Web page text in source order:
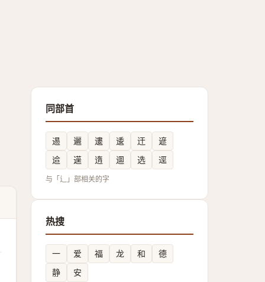
同部首
逷 邐 遱 逶 迀
遃
䢔
遳 遀 逥 选 逕
与「辶」部相关的字
热搜
一 爱 福 龙 和
德
静
安